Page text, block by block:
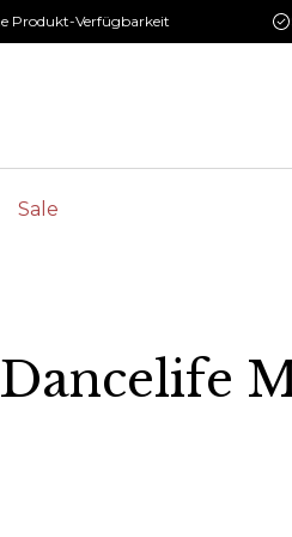
Produkt-Verfügbarkeit
Sale